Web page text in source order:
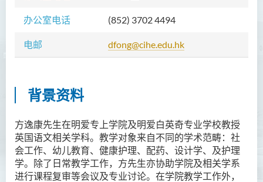
办公室电话 (852) 3702 4494
电邮 dfong@cihe.edu.hk
背景资料
方逸康先生在明爱专上学院及明爱白英奇专业学校教授
英国语文相关学科。教学对象来自不同的学术范畴：社
会工作、幼儿教育、健康护理、配药、设计学、及护理
学。除了日常教学工作，方先生亦协助学院及相关学系
进行课程复审等会议及专业讨论。在学院教学工作外，
英冠球博士
黄炳蔚博士
胡耀东先生
官福然先生
蔡清衍先生